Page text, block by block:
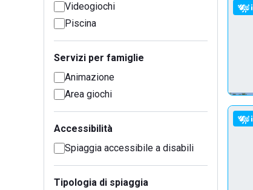
Videogiochi
Piscina
Servizi per famiglie
Animazione
Area giochi
Accessibilità
Spiaggia accessibile a disabili
Tipologia di spiaggia